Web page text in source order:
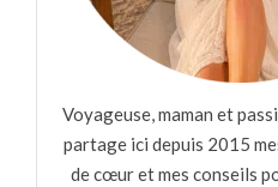
Voyageuse, maman et
partage ici depuis 2015
de cœur et mes conseils